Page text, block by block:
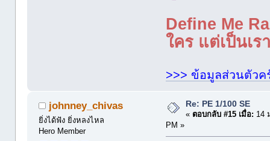
Define Me
ใคร แต่เป็นเ
>>> ข้อมูลส่วนตัวค
johnney_chivas
ยิ่งได้ฟัง ยิ่งหลงไหล
Hero Member
Re: PE 1/100 SE
« ตอบกลับ #15 เมื่อ: 14
PM »